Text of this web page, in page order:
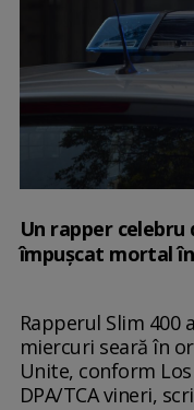
Un rapper
împuşcat mortal
Rapperul Slim
miercuri seară în
Unite, conform
DPA/TCA vineri,